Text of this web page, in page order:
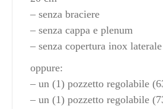
– senza braciere
– senza cappa e plenum
– senza copertura inox laterale
oppure:
– un (1) pozzetto regolabile
– un (1) pozzetto regolabile